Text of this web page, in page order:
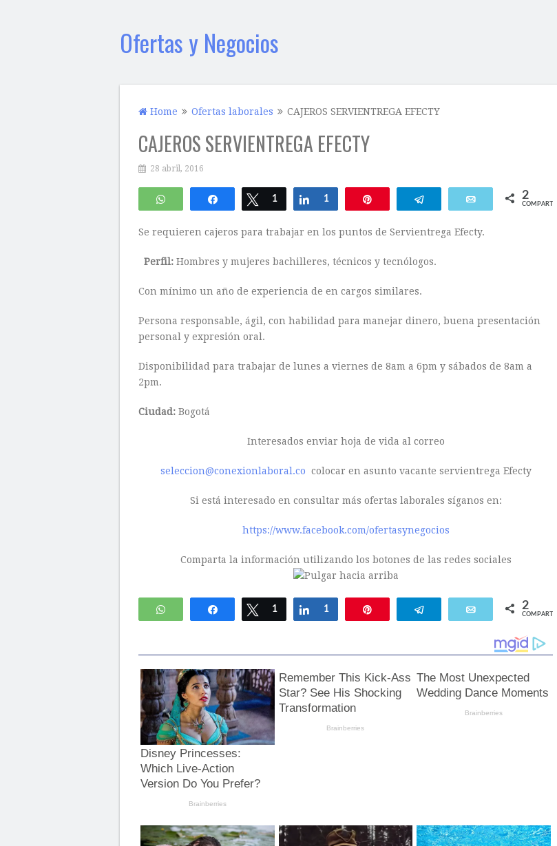
Ofertas y Negocios
Home Ofertas laborales CAJEROS SERVIENTREGA EFECTY
CAJEROS SERVIENTREGA EFECTY
28 abril, 2016
WhatsApp Compartir Twittear
1 Compartir
1 Telegram Email 2
COMPARTIR
Se requieren cajeros para trabajar en los puntos de Servientrega Efecty.
Perfil: Hombres y mujeres bachilleres, técnicos y tecnólogos.
Con mínimo un año de experiencia de en cargos similares.
Persona responsable, ágil, con habilidad para manejar dinero, buena presentación
personal y expresión oral.
Disponibilidad para trabajar de lunes a viernes de 8am a 6pm y sábados de 8am a
2pm.
Ciudad: Bogotá
Interesados enviar hoja de vida al correo
seleccion@conexionlaboral.co colocar en asunto vacante servientrega Efecty
Si está interesado en consultar más ofertas laborales síganos en:
https://www.facebook.com/ofertasynegocios
Comparta la información utilizando los botones de las redes sociales
WhatsApp Compartir Twittear
1 Compartir
1 Telegram Email 2
COMPARTIR